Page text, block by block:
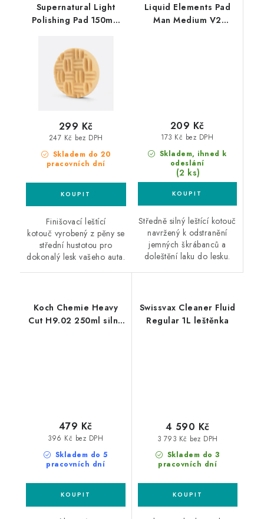
Supernatural Light
Polishing Pad 150mm
kotouč
Skladem do 20
pracovních dní
247 Kč bez DPH
299 Kč
Finišovací leštící
kotouč vyrobený z pěny se
střední hustotou pro
dokonalý lesk vašeho auta.
Liquid Elements Pad
Man Medium V2
Skladem, ihned k
odeslání
(2 ks)
173 Kč bez DPH
209 Kč
Středně silný leštící kotouč
navržený k odstranění
jemných škrábanců a
doleštění laku do lesku.
Koch Chemie Heavy
Cut H9.02 250ml silná
Skladem do 5
pracovních dní
396 Kč bez DPH
479 Kč
Swissvax Cleaner Fluid
Regular 1L leštěnka
Skladem do 3
pracovních dní
3 793 Kč bez DPH
4 590 Kč